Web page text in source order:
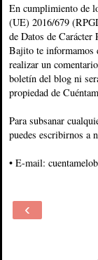
En cumplimiento de
(UE) 2016/679
de Datos de Carácter
Bajito te informamos
realizar un
boletín del blog ni
propiedad de
Para subsanar
puedes escribirnos a
• E-mail:
‹